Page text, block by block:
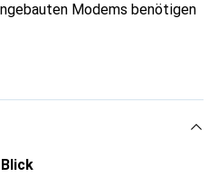
Modems benötigen
Nutzer und Geräte in
TL-MR6400 nicht nur für
Surfen, E-Mails und
genügend Bandbreite für
grosser Datenmengen